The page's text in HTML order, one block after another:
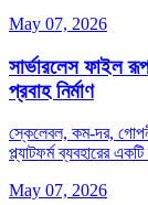
May 07, 2026
সার্ভারলেস ফাইল
প্রবাহ নির্মাণ
স্কেলেবল, কম‑দর,
প্ল্যাটফর্ম ব্যবহারের
May 07, 2026